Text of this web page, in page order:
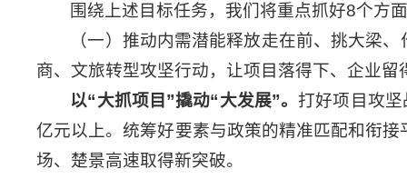
围绕上述目标任务，我们将重点抓好8个方
（一）推动内需潜能释放走在前、挑大梁
商、文旅转型攻坚行动，让项目落得下、企业
以“大抓项目 ”撬动“大发展”。打好项目攻
亿元以上。统筹好要素与政策的精准匹配和衔
场、楚景高速取得新突破。